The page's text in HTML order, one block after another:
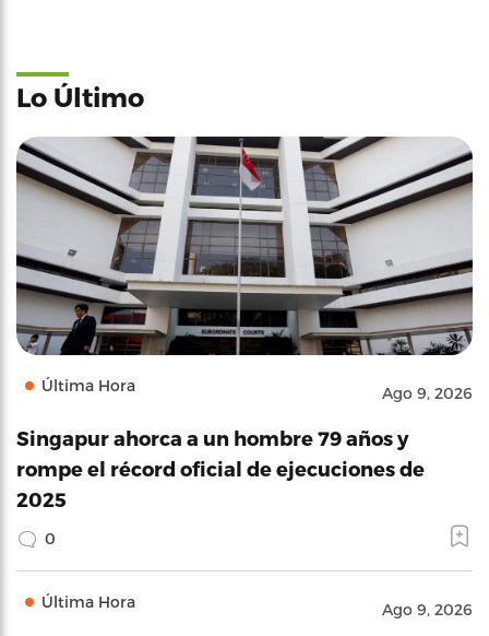
Lo Último
Última Hora Ago 9, 2026
Singapur ahorca a un hombre 79 años y
rompe el récord oficial de ejecuciones de
2025
0
Última Hora Ago 9, 2026